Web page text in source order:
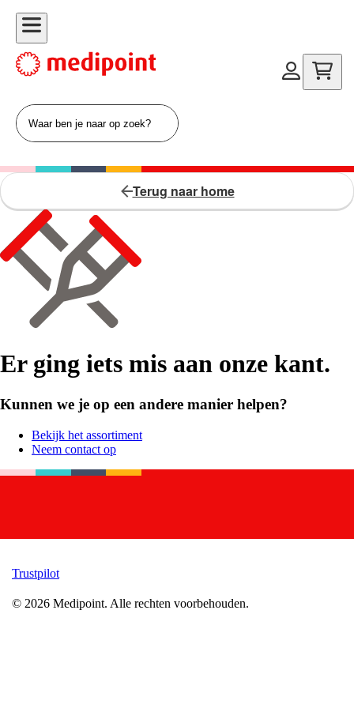
Terug naar home
Er ging iets mis aan onze kant.
Kunnen we je op een andere manier helpen?
Bekijk het assortiment
Neem contact op
Trustpilot
© 2026 Medipoint. Alle rechten voorbehouden.